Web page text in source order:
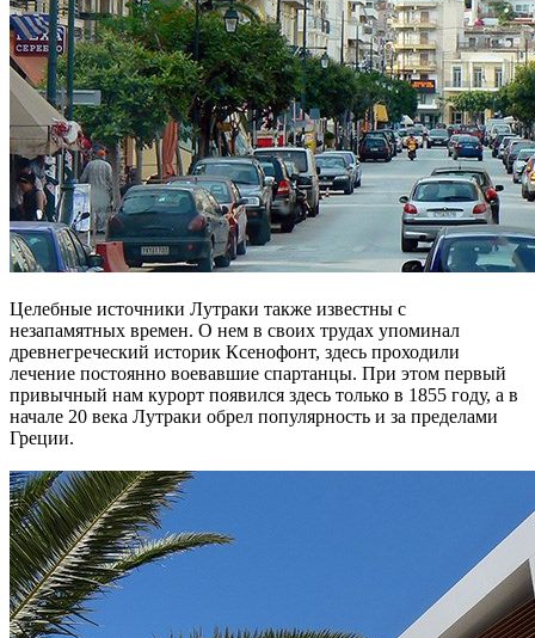
Целебные источники Лутраки также известны с
незапамятных времен. О нем в своих трудах упоминал
древнегреческий историк Ксенофонт, здесь проходили
лечение постоянно воевавшие спартанцы. При этом первый
привычный нам курорт появился здесь только в 1855 году, а в
начале 20 века Лутраки обрел популярность и за пределами
Греции.